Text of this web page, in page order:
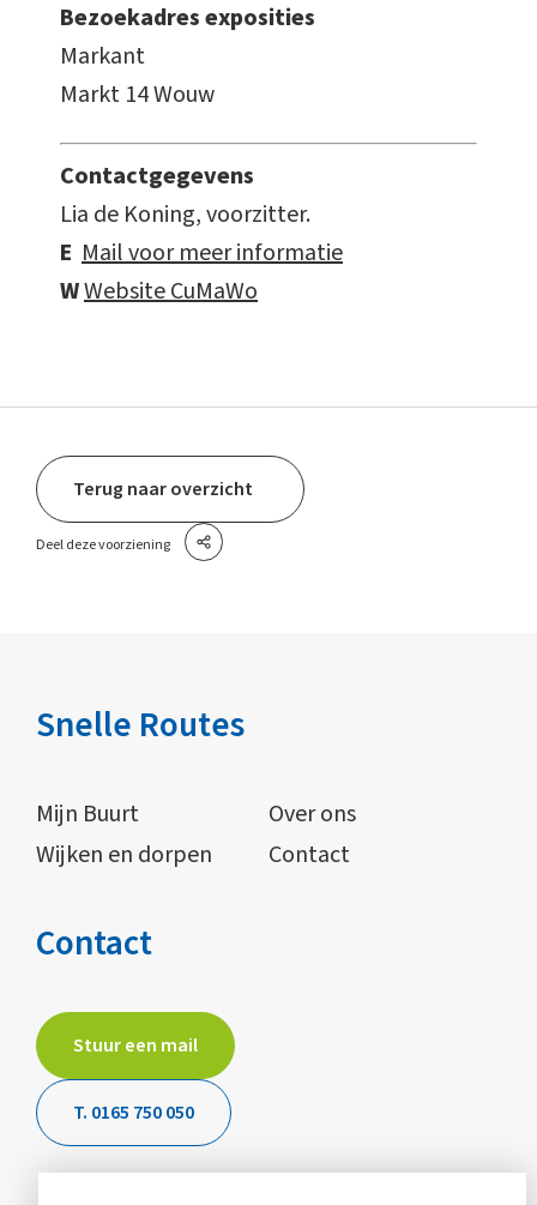
Bezoekadres exposities
Markant
Markt 14 Wouw
Contactgegevens
Lia de Koning, voorzitter.
E Mail voor meer informatie
WWebsite CuMaWo
Terug naar overzicht
Deel deze voorziening
Snelle Routes
Mijn Buurt
Over ons
Wijken en dorpen
Contact
Contact
Stuur een mail
T. 0165 750 050